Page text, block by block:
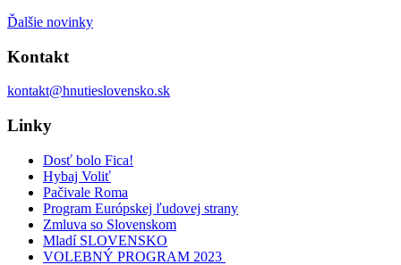
Ďalšie novinky
Kontakt
kontakt@hnutieslovensko.sk
Linky
Dosť bolo Fica!
Hybaj Voliť
Pačivale Roma
Program Európskej ľudovej strany
Zmluva so Slovenskom
Mladí SLOVENSKO
VOLEBNÝ PROGRAM 2023